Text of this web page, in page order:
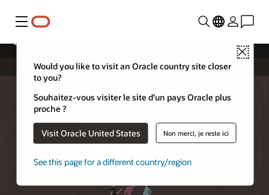
Menu
Close
Would you like to visit an Oracle country site closer
to you?
Souhaitez-vous visiter le site d’un pays Oracle plus
proche ?
Visit Oracle United States Non merci, je reste ici
See this page for a different country/region
Cloud Service - Applications sectorielles